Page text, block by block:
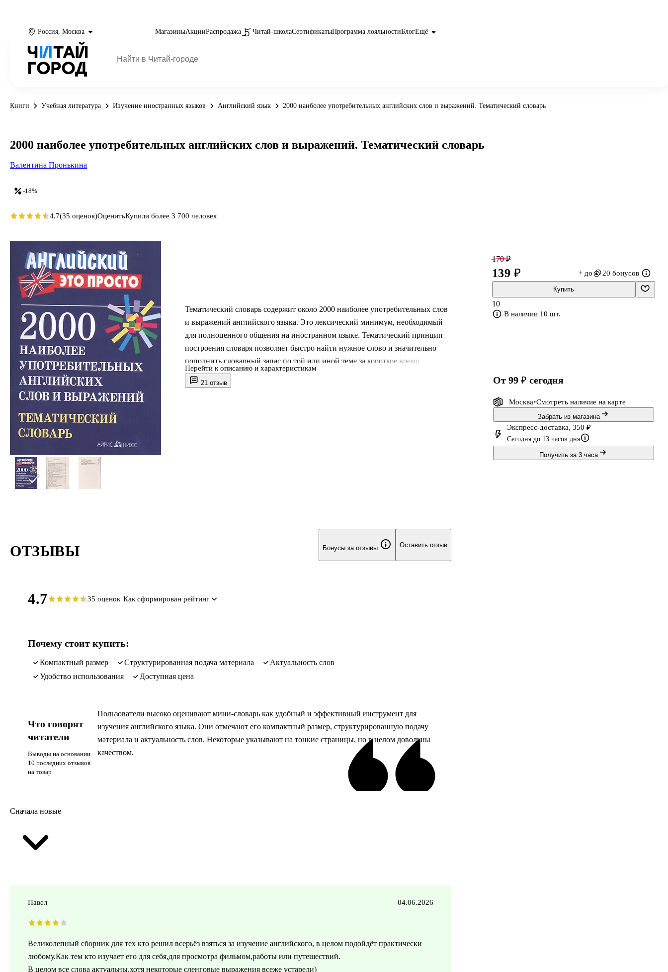
Россия, Москва МагазиныАкцииРаспродажа Читай-школаСертификатыПрограмма лояльностиБлогЕщё
Книги Учебная литература Изучение иностранных языков Английский язык 2000 наиболее употребительных английских слов и выражений. Тематический словарь
21 отзыв
Тематический словарь содержит около 2000 наиболее употребительных слов
и выражений английского языка. Это лексический минимум, необходимый
для полноценного общения на иностранном языке. Тематический принцип
построения словаря позволяет быстро найти нужное слово и значительно
пополнить словарный запас по той или иной теме за короткое время.
Пособие предназначено для школьников, студентов, преподавателей и всех
тех, кто изучает английский язык на курсах или самостоятельно.
Перейти к описанию и характеристикам
-18%
2000 наиболее употребительных английских слов и выражений. Тематический словарь
Валентина Пронькина
4.7(35 оценок)ОценитьКупили более 3 700 человек
170 ₽
139 ₽ + до 20 бонусов
Купить
10
В наличии 10 шт.
от 99 ₽ сегодня
Москва Смотреть наличие на карте
Забрать из магазина
Экспресс-доставка, 350 ₽
Сегодня до 13 часов дня
Получить за 3 часа
ОТЗЫВЫ Бонусы за отзывы Оставить отзыв
4.7 35 оценок Как сформирован рейтинг
Почему стоит купить:
компактный размер структурированная подача материала
актуальность слов
удобство использования
доступная цена
Что говорят
читатели
Выводы на основании
10 последних отзывов
на товар
Пользователи высоко оценивают мини-словарь как удобный и эффективный инструмент для
изучения английского языка. Они отмечают его компактный размер, структурированную подачу
материала и актуальность слов. Некоторые указывают на тонкие страницы, но в целом довольны
качеством.
Сначала новые
Павел 04.06.2026
Великолепный сборник для тех кто решил всерьёз взяться за изучение английского, в целом подойдёт практически
любому.Как тем кто изучает его для себя,для просмотра фильмом,работы или путешествий.
В целом все слова актуальны,хотя некоторые сленговые выражения всеже устарели)